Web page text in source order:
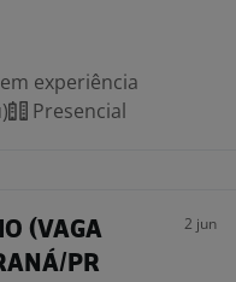
experiência
Presencial
(VAGA
PR
2 jun